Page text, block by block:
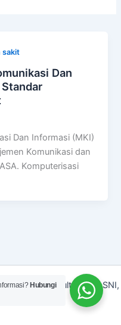
sakit
Dan
Dan Informasi (MKI)
Komunikasi dan
Komputerisasi
Jasa Konsultan ISO, SNI,
Merek]
Hubungi